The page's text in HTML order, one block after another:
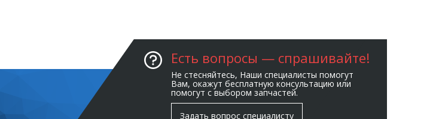
Есть вопросы — спрашивайте!
Не стесняйтесь, Наши специалисты помогут
Вам, окажут бесплатную консультацию или
помогут с выбором запчастей.
Задать вопрос специалисту